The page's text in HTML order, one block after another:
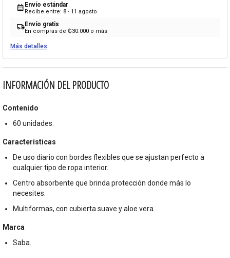
calendar_month Envío estándar
Recibe entre: 8 - 11 agosto
local_shippingEnvío gratis
En compras de ₡30.000 o más
Más detalles
INFORMACIÓN DEL PRODUCTO
Contenido
60 unidades.
Características
De uso diario con bordes flexibles que se ajustan perfecto a
cualquier tipo de ropa interior.
Centro absorbente que brinda protección donde más lo
necesites.
Multiformas, con cubierta suave y aloe vera.
Marca
Saba.